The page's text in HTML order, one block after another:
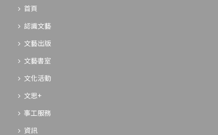
首頁
認識文藝
文藝出版
文藝書室
文化活動
文思+
事工服務
資訊